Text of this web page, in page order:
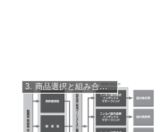
3. 商品選択と組み合わせ